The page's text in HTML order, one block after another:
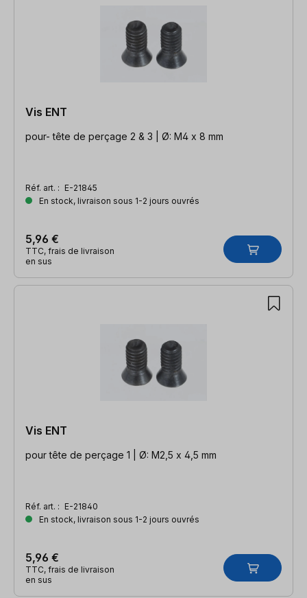
Vis ENT
pour- tête de perçage 2 & 3 | Ø: M4 x 8 mm
Réf. art. : E-21845
En stock, livraison sous 1-2 jours ouvrés
5,96 €
TTC, frais de livraison
en sus
Vis ENT
pour tête de perçage 1 | Ø: M2,5 x 4,5 mm
Réf. art. : E-21840
En stock, livraison sous 1-2 jours ouvrés
5,96 €
TTC, frais de livraison
en sus